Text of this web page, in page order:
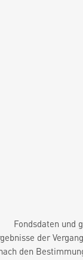
Fondsdaten und
der
den